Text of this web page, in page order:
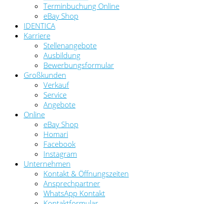
Terminbuchung Online
eBay Shop
IDENTICA
Karriere
Stellenangebote
Ausbildung
Bewerbungsformular
Großkunden
Verkauf
Service
Angebote
Online
eBay Shop
Homari
Facebook
Instagram
Unternehmen
Kontakt & Öffnungszeiten
Ansprechpartner
WhatsApp Kontakt